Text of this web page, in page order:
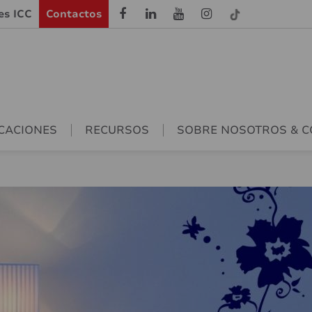
ICC Contactos
RECURSOS SOBRE NOSOTROS &